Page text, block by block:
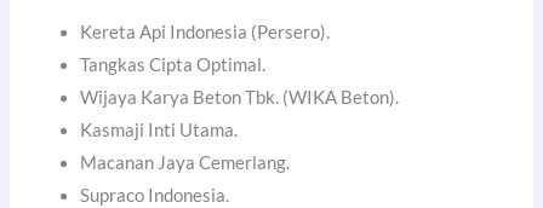
Kereta Api Indonesia (Persero).
Tangkas Cipta Optimal.
Wijaya Karya Beton Tbk. (WIKA Beton).
Kasmaji Inti Utama.
Macanan Jaya Cemerlang.
Supraco Indonesia.